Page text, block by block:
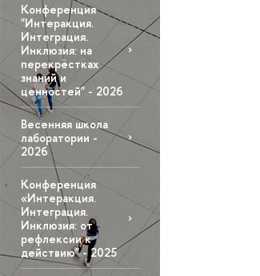
Конференция
"Интеракция.
Интеграция.
Инклюзия: на
перекрёстках
знаний и
ценностей" - 2026
Весенняя школа
лаборатории -
2026
Конференция
«Интеракция.
Интеграция.
Инклюзия: от
рефлексии к
действию" - 2025